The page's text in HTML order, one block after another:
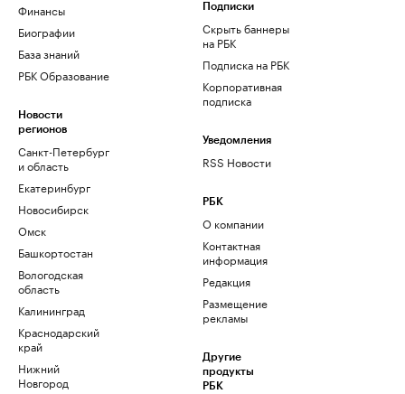
Финансы
Биографии
База знаний
РБК Образование
Новости
регионов
Санкт-Петербург
и область
Екатеринбург
Новосибирск
Омск
Башкортостан
Вологодская
область
Калининград
Краснодарский
край
Нижний
Новгород
Подписки
Скрыть баннеры
на РБК
Подписка на РБК
Корпоративная
подписка
Уведомления
RSS Новости
РБК
О компании
Контактная
информация
Редакция
Размещение
рекламы
Другие
продукты
РБК